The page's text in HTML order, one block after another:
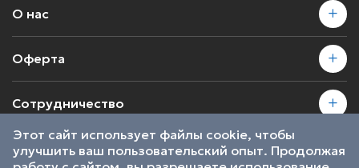
О нас
Оферта
Сотрудничество
2026 © SkillsProof | Все права защищены
Этот сайт использует файлы cookie, чтобы
улучшить ваш пользовательский опыт. Продолжая